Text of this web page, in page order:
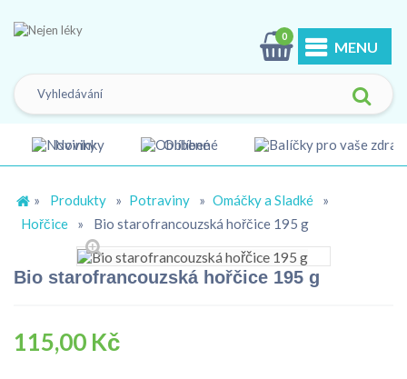
0
Novinky Oblíbené
MENU
» Produkty » Potraviny » Omáčky a Sladké
»
Hořčice
» Bio starofrancouzská hořčice 195 g
Bio starofrancouzská hořčice 195 g
115,00 Kč